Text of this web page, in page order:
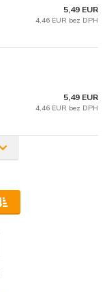
5,49 EUR
4,46 EUR bez DPH
5,49 EUR
4,46 EUR bez DPH